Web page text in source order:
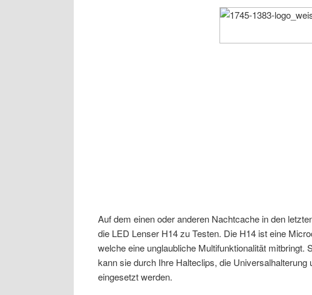
Auf dem einen oder anderen Nachtcache in den
die LED Lenser H14 zu Testen. Die H14 ist eine
welche eine unglaubliche Multifunktionalität
kann sie durch Ihre Halteclips, die
eingesetzt werden.